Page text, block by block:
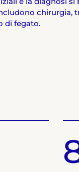
chirurgia,
di fegato.